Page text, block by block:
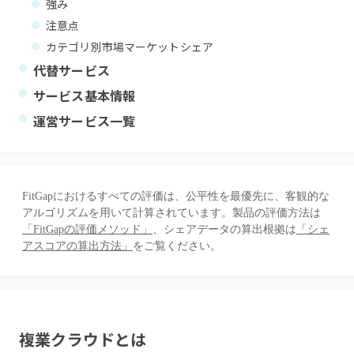
強み
注意点
カテゴリ別市場マーケットシェア
代替サービス
サービス基本情報
運営サービス一覧
FitGapにおけるすべての評価は、公平性を最優先に、客観的な
アルゴリズムを用いて計算されています。製品の評価方法は
「FitGapの評価メソッド」 、シェアデータの算出根拠は 「シェ
アスコアの算出方法」 をご覧ください。
複業クラウドとは